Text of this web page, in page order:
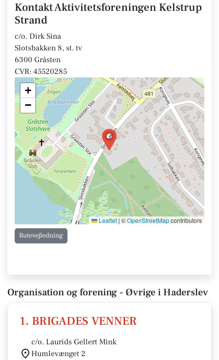
Kontakt Aktivitetsforeningen Kelstrup
Strand
c/o. Dirk Sina
Slotsbakken 8, st. tv
6300 Gråsten
CVR: 45520285
+
−
Leaflet | ©OpenStreetMapcontributors
Rutevejledning
Organisation og forening - Øvrige i Haderslev
1. BRIGADES VENNER
c/o. Laurids Gellert Mink
Humlevænget 2